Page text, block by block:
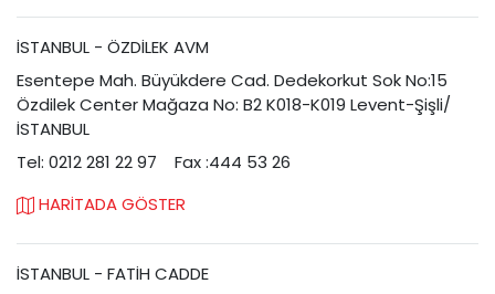
İSTANBUL - ÖZDİLEK AVM
Esentepe Mah. Büyükdere Cad. Dedekorkut Sok No:15
Özdilek Center Mağaza No: B2 K018-K019 Levent-Şişli/
İSTANBUL
Tel: 0212 281 22 97
Fax :444 53 26
HARİTADA GÖSTER
İSTANBUL - FATİH CADDE